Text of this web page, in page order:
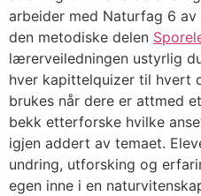
arbeider med Naturfag 6 av
den metodiske delen
lærerveiledningen ustyrlig
hver kapittelquizer til hvert
brukes når dere er attmed
bekk etterforske hvilke
igjen addert av temaet.
undring, utforsking og
egen inne i en